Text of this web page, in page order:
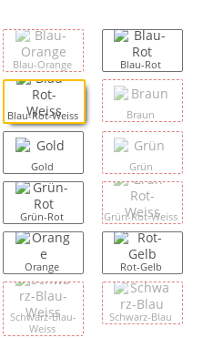
Blau-Orange Blau-Rot
Blau-Rot-Weiss Braun
Gold Grün
Grün-Rot Grün-Rot-Weiss
Orange Rot-Gelb
Schwarz-Blau-
Weiss
Schwarz-Blau